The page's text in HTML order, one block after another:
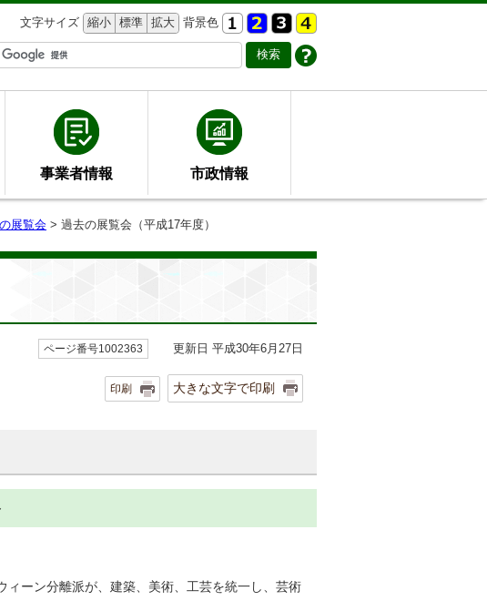
文字サイズ 縮小 標準 拡大 背景色
事業者情報 市政情報
展覧会 > 過去の展覧会（平成17年度）
ページ番号1002363 更新日 平成30年6月27日
印刷 大きな文字で印刷
ーン分離派が、建築、美術、工芸を統一し、芸術